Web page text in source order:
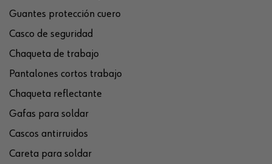
Guantes protección cuero
Casco de seguridad
Chaqueta de trabajo
Pantalones cortos trabajo
Chaqueta reflectante
Gafas para soldar
Cascos antirruidos
Careta para soldar